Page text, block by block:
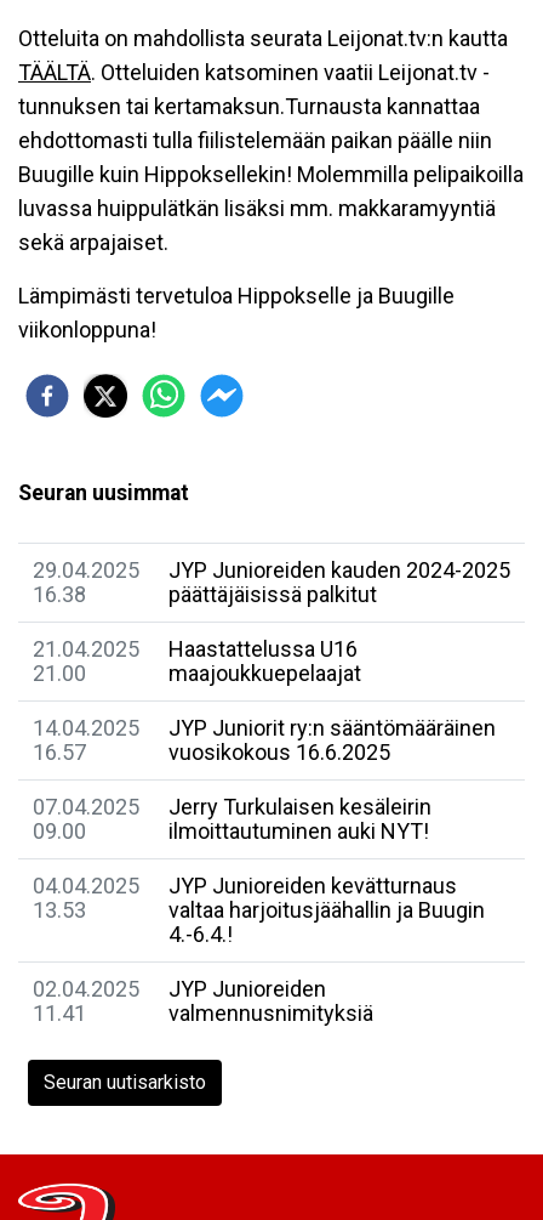
Otteluita on mahdollista seurata Leijonat.tv:n kautta
TÄÄLTÄ. Otteluiden katsominen vaatii Leijonat.tv -
tunnuksen tai kertamaksun.Turnausta kannattaa
ehdottomasti tulla fiilistelemään paikan päälle niin
Buugille kuin Hippoksellekin! Molemmilla pelipaikoilla
luvassa huippulätkän lisäksi mm. makkaramyyntiä
sekä arpajaiset.
Lämpimästi tervetuloa Hippokselle ja Buugille
viikonloppuna!
Seuran uusimmat
29.04.2025
16.38
JYP Junioreiden kauden 2024-2025
päättäjäisissä palkitut
21.04.2025
21.00
Haastattelussa U16
maajoukkuepelaajat
14.04.2025
16.57
JYP Juniorit ry:n sääntömääräinen
vuosikokous 16.6.2025
07.04.2025
09.00
Jerry Turkulaisen kesäleirin
ilmoittautuminen auki NYT!
04.04.2025
13.53
JYP Junioreiden kevätturnaus
valtaa harjoitusjäähallin ja Buugin
4.-6.4.!
02.04.2025
11.41
JYP Junioreiden
valmennusnimityksiä
Seuran uutisarkisto